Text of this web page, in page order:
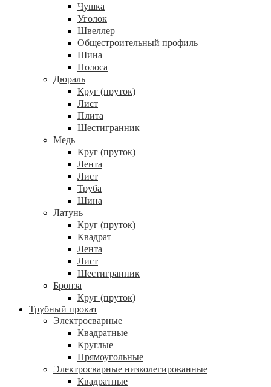
Чушка
Уголок
Швеллер
Общестроительный профиль
Шина
Полоса
Дюраль
Круг (пруток)
Лист
Плита
Шестигранник
Медь
Круг (пруток)
Лента
Лист
Труба
Шина
Латунь
Круг (пруток)
Квадрат
Лента
Лист
Шестигранник
Бронза
Круг (пруток)
Трубный прокат
Электросварные
Квадратные
Круглые
Прямоугольные
Электросварные низколегированные
Квадратные